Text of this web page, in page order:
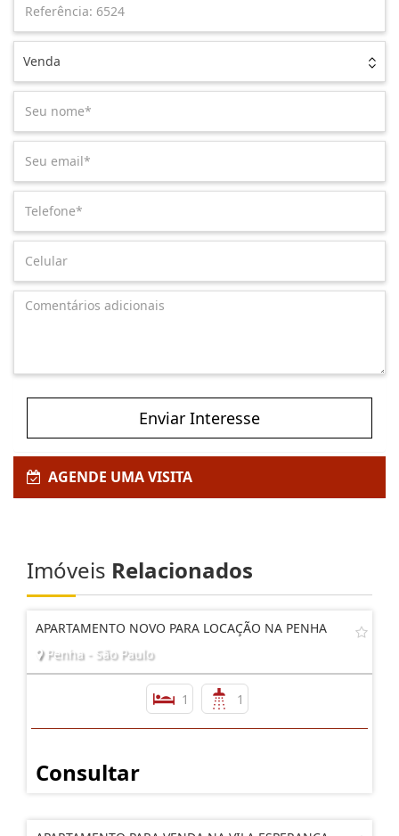
Venda
Enviar Interesse
AGENDE UMA VISITA
Imóveis Relacionados
APARTAMENTO NOVO PARA LOCAÇÃO NA PENHA
Penha - São Paulo
1 1
Consultar